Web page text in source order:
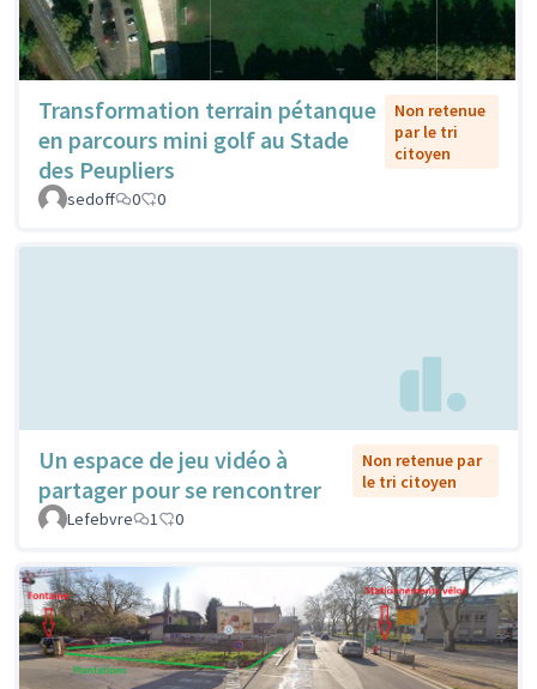
Transformation terrain pétanque
en parcours mini golf au Stade
des Peupliers
Non retenue
par le tri
citoyen
sedoff 0 0
Un espace de jeu vidéo à
partager pour se rencontrer
Non retenue par
le tri citoyen
Lefebvre
1 0